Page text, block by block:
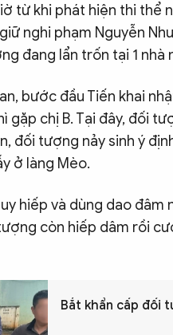
từ khi phát hiện thi thể
nghi phạm Nguyễn
đang lẩn trốn tại 1 nhà
bước đầu Tiến khai
gặp chị B. Tại đây, đối
đối tượng nảy sinh ý
ở làng Mèo.
hiếp và dùng dao đâm
còn hiếp dâm rồi
Bắt khẩn cấp đối